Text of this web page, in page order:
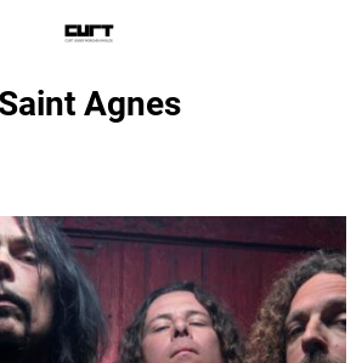
Saint Agnes